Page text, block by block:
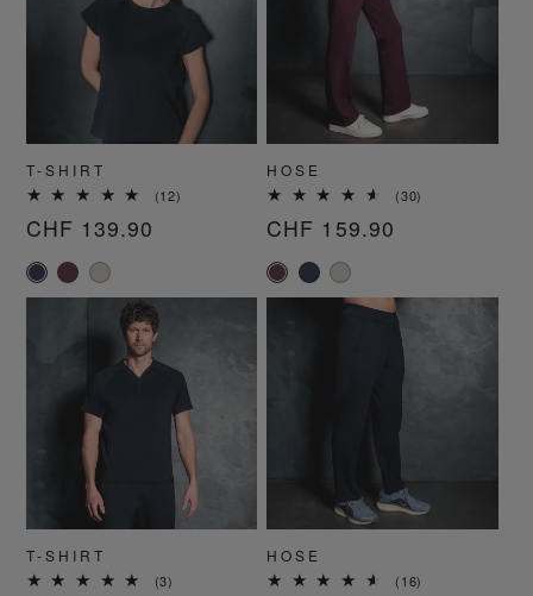
T-SHIRT
(12)
Normaler
Preis
CHF 139.90
HOSE
(30)
Normaler
Preis
CHF 159.90
T-SHIRT
(3)
HOSE
(16)